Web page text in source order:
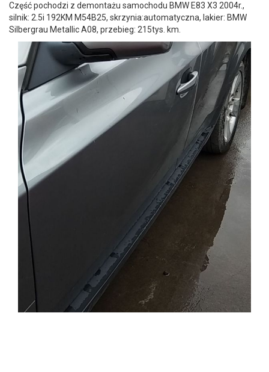
Część pochodzi z demontażu samochodu BMW E83 X3 2004r.,
silnik: 2.5i 192KM M54B25, skrzynia:automatyczna, lakier: BMW
Silbergrau Metallic A08, przebieg: 215tys. km.